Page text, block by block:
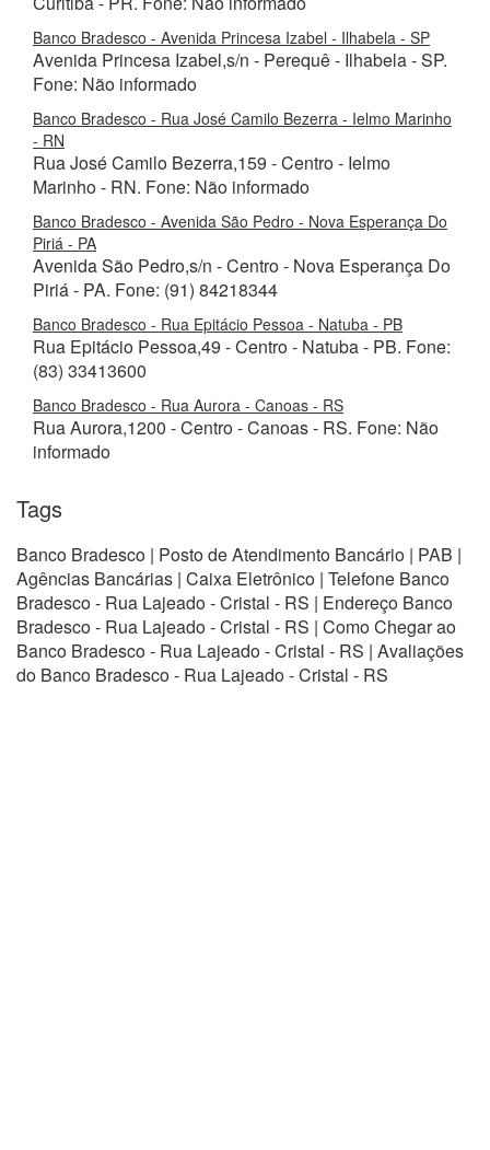
Banco Bradesco - Avenida Princesa Izabel - Ilhabela - SP
Avenida Princesa Izabel,s/n - Perequê - Ilhabela - SP.
Fone: Não informado
Banco Bradesco - Rua José Camilo Bezerra - Ielmo Marinho
- RN
Rua José Camilo Bezerra,159 - Centro - Ielmo
Marinho - RN. Fone: Não informado
Banco Bradesco - Avenida São Pedro - Nova Esperança Do
Piriá - PA
Avenida São Pedro,s/n - Centro - Nova Esperança Do
Piriá - PA. Fone: (91) 84218344
Banco Bradesco - Rua Epitácio Pessoa - Natuba - PB
Rua Epitácio Pessoa,49 - Centro - Natuba - PB. Fone:
(83) 33413600
Banco Bradesco - Rua Aurora - Canoas - RS
Rua Aurora,1200 - Centro - Canoas - RS. Fone: Não
informado
Tags
Banco Bradesco | Posto de Atendimento Bancário | PAB |
Agências Bancárias | Caixa Eletrônico | Telefone Banco
Bradesco - Rua Lajeado - Cristal - RS | Endereço Banco
Bradesco - Rua Lajeado - Cristal - RS | Como Chegar ao
Banco Bradesco - Rua Lajeado - Cristal - RS | Avaliações
do Banco Bradesco - Rua Lajeado - Cristal - RS